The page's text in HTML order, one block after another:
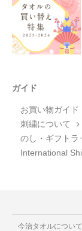
ガイド
お買い物ガイド
刺繍について
のし・ギフトラ
International
今治タオルについて